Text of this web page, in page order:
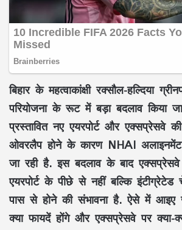
बिहार के महत्वाकांक्षी रक्सौल-हल्दिया
परियोजना के रूट में बड़ा बदलाव किया
प्रस्तावित नए एयरपोर्ट और एक्सप्रेसवे
ओवरलैप होने के कारण NHAI
जा रही है. इस बदलाव के बाद
एयरपोर्ट के पीछे से नहीं बल्कि
पास से होने की संभावना है. ऐसे में
क्या फायदें होंगे और एक्सप्रेसवे पर क्या-